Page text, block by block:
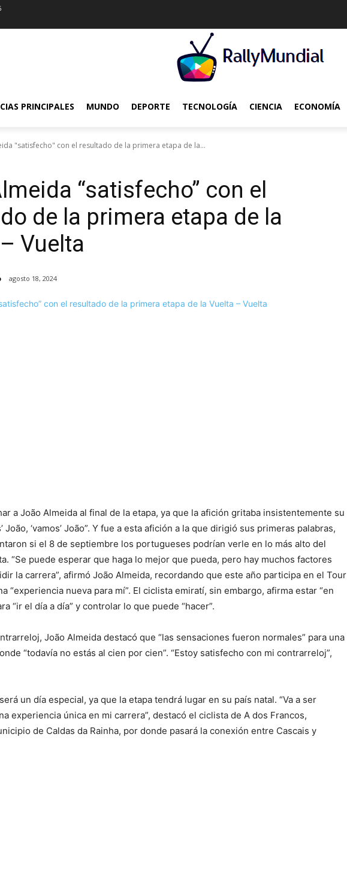
PRINCIPALES MUNDO DEPORTE TECNOLOGÍA CIENCIA ECONOMÍA
"satisfecho" con el resultado de la primera etapa de la...
“satisfecho” con el
de la primera etapa de la
Vuelta
agosto 18, 2024
a João Almeida al final de la etapa, ya que la afición gritaba insistentemente su
João, ‘vamos’ João”. Y fue a esta afición a la que dirigió sus primeras palabras,
si el 8 de septiembre los portugueses podrían verle en lo más alto del
“Se puede esperar que haga lo mejor que pueda, pero hay muchos factores
la carrera”, afirmó João Almeida, recordando que este año participa en el Tour
“experiencia nueva para mí”. El ciclista emiratí, sin embargo, afirma estar “en
“ir el día a día” y controlar lo que puede “hacer”.
João Almeida destacó que “las sensaciones fueron normales” para una
“todavía no estás al cien por cien”. “Estoy satisfecho con mi contrarreloj”,
un día especial, ya que la etapa tendrá lugar en su país natal. “Va a ser
experiencia única en mi carrera”, destacó el ciclista de A dos Francos,
de Caldas da Rainha, por donde pasará la conexión entre Cascais y